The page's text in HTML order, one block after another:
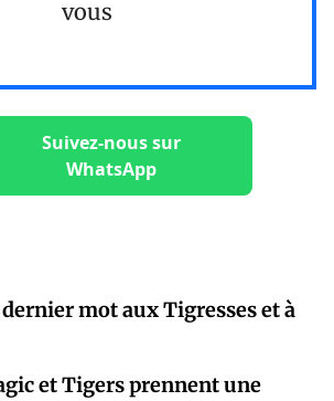
vous
Suivez-nous sur
WhatsApp
dernier mot aux Tigresses et à
et Tigers prennent une